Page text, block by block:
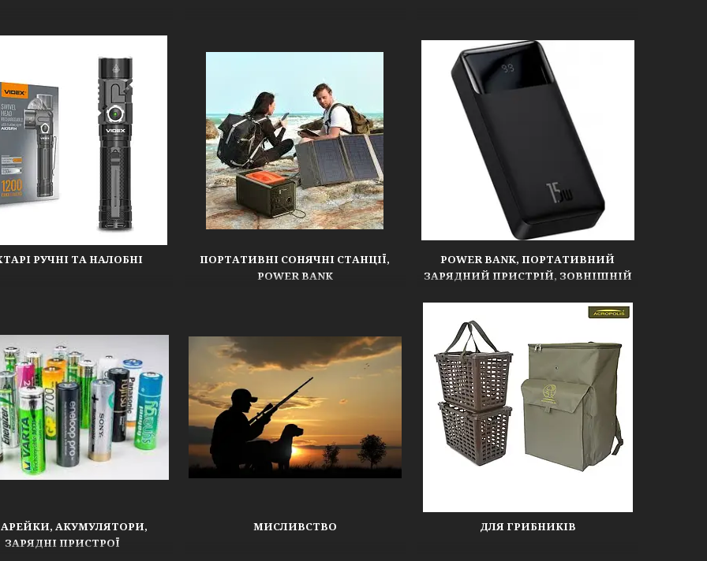
РУЧНІ ТА НАЛОБНІ
ПОРТАТИВНІ СОНЯЧНІ СТАНЦІЇ,
POWER BANK
POWER BANK, ПОРТАТИВНИЙ
ЗАРЯДНИЙ ПРИСТРІЙ, ЗОВНІШНІЙ
АКУМУЛЯТОРИ,
ЗАРЯДНІ ПРИСТРОЇ
МИСЛИВСТВО ДЛЯ ГРИБНИКІВ